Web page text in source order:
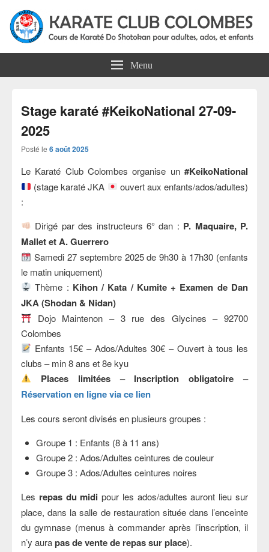
Karate Club Colombes
Menu
Stage karaté #KeikoNational 27-09-
2025
Posté le 6 août 2025
Le Karaté Club Colombes organise un #KeikoNational
(stage karaté JKA
ouvert aux enfants/ados/adultes)
:
Dirigé par des instructeurs 6° dan : P. Maquaire, P.
Mallet et A. Guerrero
Samedi 27 septembre 2025 de 9h30 à 17h30 (enfants
le matin uniquement)
Thème : Kihon / Kata / Kumite + Examen de Dan
JKA (Shodan & Nidan)
Dojo Maintenon – 3 rue des Glycines – 92700
Colombes
Enfants 15€ – Ados/Adultes 30€ – Ouvert à tous les
clubs – min 8 ans et 8e kyu
Places limitées – Inscription obligatoire –
Réservation en ligne via ce lien
Les cours seront divisés en plusieurs groupes :
Groupe 1 : Enfants (8 à 11 ans)
Groupe 2 : Ados/Adultes ceintures de couleur
Groupe 3 : Ados/Adultes ceintures noires
Les repas du midi pour les ados/adultes auront lieu sur
place, dans la salle de restauration située dans l’enceinte
du gymnase (menus à commander après l’inscription, il
n’y aurapas de vente de repas sur place).